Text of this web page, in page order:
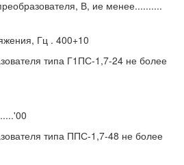
В, ие менее..........
Гц . 400+10
типа Г1ПС-1,7-24 не более
типа ППС-1,7-48 не более